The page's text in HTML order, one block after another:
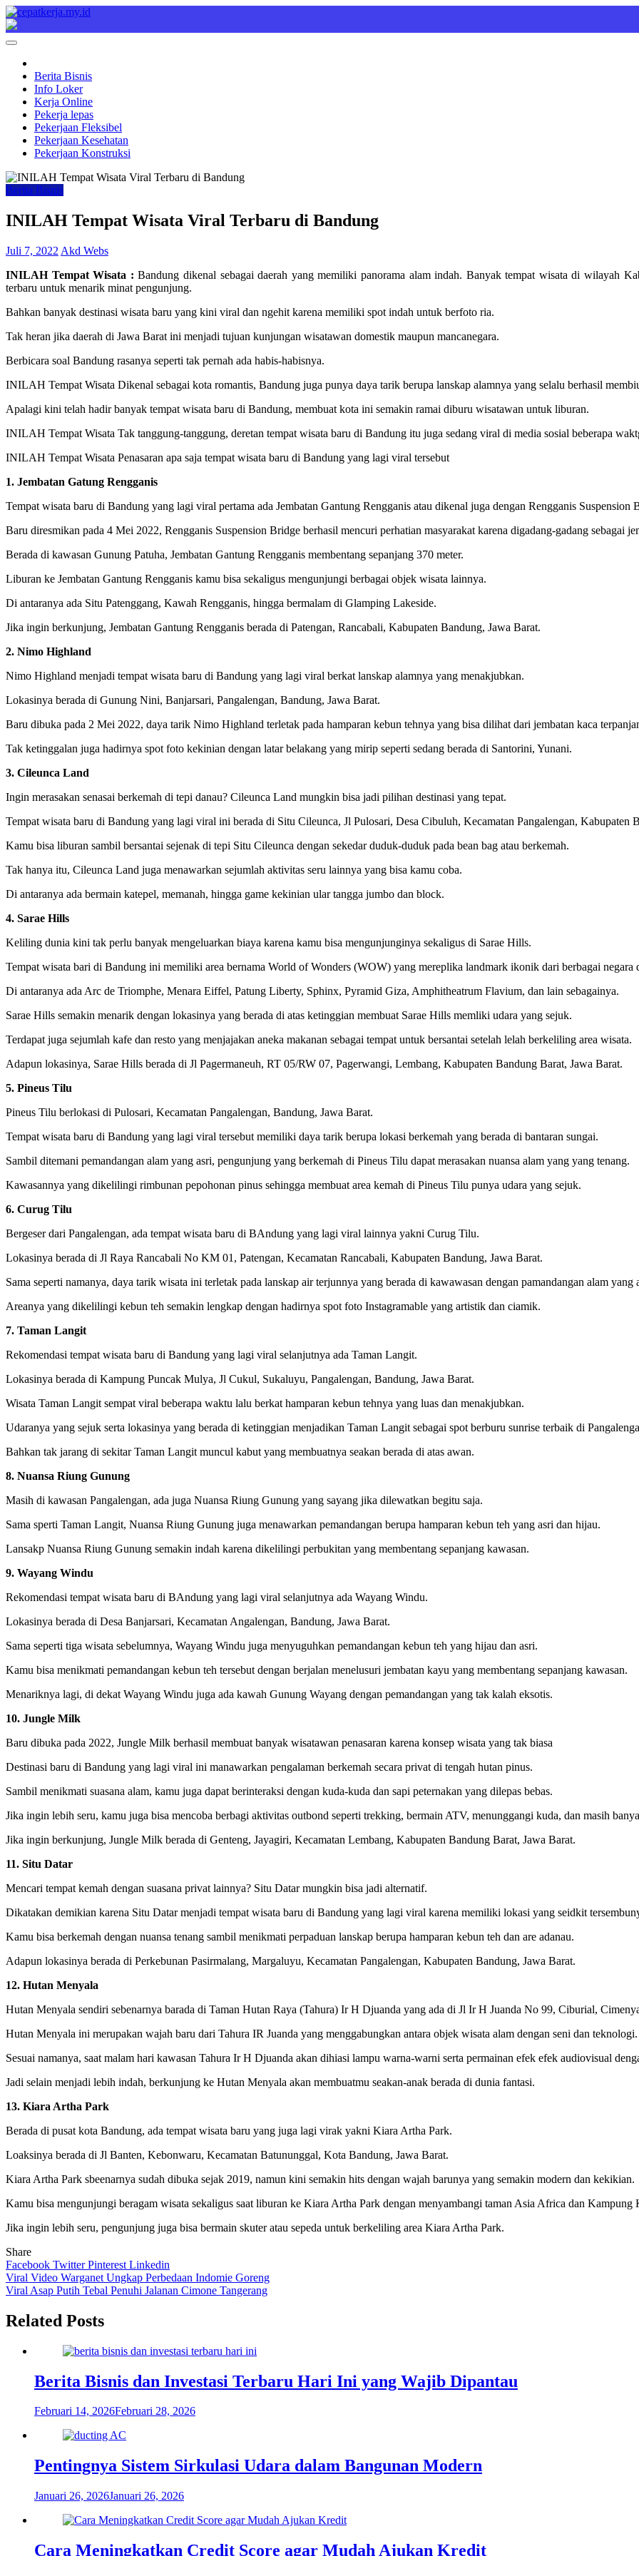
Skip
to
content
Cepat Kerja
Berita Bisnis
Berita Bisnis
Info Loker
Kerja Online
Pekerja lepas
Pekerjaan Fleksibel
Pekerjaan Kesehatan
Pekerjaan Konstruksi
Berita Bisnis
INILAH Tempat Wisata Viral Terbaru di Bandung
Juli 7, 2022 Akd Webs
INILAH Tempat Wisata : Bandung dikenal sebagai daerah yang memiliki panorama alam indah. Banyak tempat wisata di wilayah
terbaru untuk menarik minat pengunjung.
Bahkan banyak destinasi wisata baru yang kini viral dan ngehit karena memiliki spot indah untuk berfoto ria.
Tak heran jika daerah di Jawa Barat ini menjadi tujuan kunjungan wisatawan domestik maupun mancanegara.
Berbicara soal Bandung rasanya seperti tak pernah ada habis-habisnya.
INILAH Tempat Wisata Dikenal sebagai kota romantis, Bandung juga punya daya tarik berupa lanskap alamnya yang selalu berhasil
Apalagi kini telah hadir banyak tempat wisata baru di Bandung, membuat kota ini semakin ramai diburu wisatawan untuk liburan.
INILAH Tempat Wisata Tak tanggung-tanggung, deretan tempat wisata baru di Bandung itu juga sedang viral di media sosial beberapa
INILAH Tempat Wisata Penasaran apa saja tempat wisata baru di Bandung yang lagi viral tersebut
1. Jembatan Gatung Rengganis
Tempat wisata baru di Bandung yang lagi viral pertama ada Jembatan Gantung Rengganis atau dikenal juga dengan Rengganis Suspension
Baru diresmikan pada 4 Mei 2022, Rengganis Suspension Bridge berhasil mencuri perhatian masyarakat karena digadang-gadang sebagai
Berada di kawasan Gunung Patuha, Jembatan Gantung Rengganis membentang sepanjang 370 meter.
Liburan ke Jembatan Gantung Rengganis kamu bisa sekaligus mengunjungi berbagai objek wisata lainnya.
Di antaranya ada Situ Patenggang, Kawah Rengganis, hingga bermalam di Glamping Lakeside.
Jika ingin berkunjung, Jembatan Gantung Rengganis berada di Patengan, Rancabali, Kabupaten Bandung, Jawa Barat.
2. Nimo Highland
Nimo Highland menjadi tempat wisata baru di Bandung yang lagi viral berkat lanskap alamnya yang menakjubkan.
Lokasinya berada di Gunung Nini, Banjarsari, Pangalengan, Bandung, Jawa Barat.
Baru dibuka pada 2 Mei 2022, daya tarik Nimo Highland terletak pada hamparan kebun tehnya yang bisa dilihat dari jembatan kaca
Tak ketinggalan juga hadirnya spot foto kekinian dengan latar belakang yang mirip seperti sedang berada di Santorini, Yunani.
3. Cileunca Land
Ingin merasakan senasai berkemah di tepi danau? Cileunca Land mungkin bisa jadi pilihan destinasi yang tepat.
Tempat wisata baru di Bandung yang lagi viral ini berada di Situ Cileunca, Jl Pulosari, Desa Cibuluh, Kecamatan Pangalengan, Kabupaten
Kamu bisa liburan sambil bersantai sejenak di tepi Situ Cileunca dengan sekedar duduk-duduk pada bean bag atau berkemah.
Tak hanya itu, Cileunca Land juga menawarkan sejumlah aktivitas seru lainnya yang bisa kamu coba.
Di antaranya ada bermain katepel, memanah, hingga game kekinian ular tangga jumbo dan block.
4. Sarae Hills
Keliling dunia kini tak perlu banyak mengeluarkan biaya karena kamu bisa mengunjunginya sekaligus di Sarae Hills.
Tempat wisata bari di Bandung ini memiliki area bernama World of Wonders (WOW) yang mereplika landmark ikonik dari berbagai negara
Di antaranya ada Arc de Triomphe, Menara Eiffel, Patung Liberty, Sphinx, Pyramid Giza, Amphitheatrum Flavium, dan lain sebagainya.
Sarae Hills semakin menarik dengan lokasinya yang berada di atas ketinggian membuat Sarae Hills memliki udara yang sejuk.
Terdapat juga sejumlah kafe dan resto yang menjajakan aneka makanan sebagai tempat untuk bersantai setelah lelah berkeliling area wisata.
Adapun lokasinya, Sarae Hills berada di Jl Pagermaneuh, RT 05/RW 07, Pagerwangi, Lembang, Kabupaten Bandung Barat, Jawa Barat.
5. Pineus Tilu
Pineus Tilu berlokasi di Pulosari, Kecamatan Pangalengan, Bandung, Jawa Barat.
Tempat wisata baru di Bandung yang lagi viral tersebut memiliki daya tarik berupa lokasi berkemah yang berada di bantaran sungai.
Sambil ditemani pemandangan alam yang asri, pengunjung yang berkemah di Pineus Tilu dapat merasakan nuansa alam yang yang tenang.
Kawasannya yang dikelilingi rimbunan pepohonan pinus sehingga membuat area kemah di Pineus Tilu punya udara yang sejuk.
6. Curug Tilu
Bergeser dari Pangalengan, ada tempat wisata baru di BAndung yang lagi viral lainnya yakni Curug Tilu.
Lokasinya berada di Jl Raya Rancabali No KM 01, Patengan, Kecamatan Rancabali, Kabupaten Bandung, Jawa Barat.
Sama seperti namanya, daya tarik wisata ini terletak pada lanskap air terjunnya yang berada di kawawasan dengan pamandangan alam yang
Areanya yang dikelilingi kebun teh semakin lengkap dengan hadirnya spot foto Instagramable yang artistik dan ciamik.
7. Taman Langit
Rekomendasi tempat wisata baru di Bandung yang lagi viral selanjutnya ada Taman Langit.
Lokasinya berada di Kampung Puncak Mulya, Jl Cukul, Sukaluyu, Pangalengan, Bandung, Jawa Barat.
Wisata Taman Langit sempat viral beberapa waktu lalu berkat hamparan kebun tehnya yang luas dan menakjubkan.
Udaranya yang sejuk serta lokasinya yang berada di ketinggian menjadikan Taman Langit sebagai spot berburu sunrise terbaik di
Bahkan tak jarang di sekitar Taman Langit muncul kabut yang membuatnya seakan berada di atas awan.
8. Nuansa Riung Gunung
Masih di kawasan Pangalengan, ada juga Nuansa Riung Gunung yang sayang jika dilewatkan begitu saja.
Sama sperti Taman Langit, Nuansa Riung Gunung juga menawarkan pemandangan berupa hamparan kebun teh yang asri dan hijau.
Lansakp Nuansa Riung Gunung semakin indah karena dikelilingi perbukitan yang membentang sepanjang kawasan.
9. Wayang Windu
Rekomendasi tempat wisata baru di BAndung yang lagi viral selanjutnya ada Wayang Windu.
Lokasinya berada di Desa Banjarsari, Kecamatan Angalengan, Bandung, Jawa Barat.
Sama seperti tiga wisata sebelumnya, Wayang Windu juga menyuguhkan pemandangan kebun teh yang hijau dan asri.
Kamu bisa menikmati pemandangan kebun teh tersebut dengan berjalan menelusuri jembatan kayu yang membentang sepanjang kawasan.
Menariknya lagi, di dekat Wayang Windu juga ada kawah Gunung Wayang dengan pemandangan yang tak kalah eksotis.
10. Jungle Milk
Baru dibuka pada 2022, Jungle Milk berhasil membuat banyak wisatawan penasaran karena konsep wisata yang tak biasa
Destinasi baru di Bandung yang lagi viral ini manawarkan pengalaman berkemah secara privat di tengah hutan pinus.
Sambil menikmati suasana alam, kamu juga dapat berinteraksi dengan kuda-kuda dan sapi peternakan yang dilepas bebas.
Jika ingin lebih seru, kamu juga bisa mencoba berbagi aktivitas outbond seperti trekking, bermain ATV, menunggangi kuda, dan masih
Jika ingin berkunjung, Jungle Milk berada di Genteng, Jayagiri, Kecamatan Lembang, Kabupaten Bandung Barat, Jawa Barat.
11. Situ Datar
Mencari tempat kemah dengan suasana privat lainnya? Situ Datar mungkin bisa jadi alternatif.
Dikatakan demikian karena Situ Datar menjadi tempat wisata baru di Bandung yang lagi viral karena memiliki lokasi yang seidkit
Kamu bisa berkemah dengan nuansa tenang sambil menikmati perpaduan lanskap berupa hamparan kebun teh dan are adanau.
Adapun lokasinya berada di Perkebunan Pasirmalang, Margaluyu, Kecamatan Pangalengan, Kabupaten Bandung, Jawa Barat.
12. Hutan Menyala
Hutan Menyala sendiri sebenarnya barada di Taman Hutan Raya (Tahura) Ir H Djuanda yang ada di Jl Ir H Juanda No 99, Ciburial,
Hutan Menyala ini merupakan wajah baru dari Tahura IR Juanda yang menggabungkan antara objek wisata alam dengan seni dan teknologi.
Sesuai namanya, saat malam hari kawasan Tahura Ir H Djuanda akan dihiasi lampu warna-warni serta permainan efek efek audiovisual
Jadi selain menjadi lebih indah, berkunjung ke Hutan Menyala akan membuatmu seakan-anak berada di dunia fantasi.
13. Kiara Artha Park
Berada di pusat kota Bandung, ada tempat wisata baru yang juga lagi virak yakni Kiara Artha Park.
Loaksinya berada di Jl Banten, Kebonwaru, Kecamatan Batununggal, Kota Bandung, Jawa Barat.
Kiara Artha Park sbeenarnya sudah dibuka sejak 2019, namun kini semakin hits dengan wajah barunya yang semakin modern dan kekikian.
Kamu bisa mengunjungi beragam wisata sekaligus saat liburan ke Kiara Artha Park dengan menyambangi taman Asia Africa dan Kampung
Jika ingin lebih seru, pengunjung juga bisa bermain skuter atau sepeda untuk berkeliling area Kiara Artha Park.
Share
Facebook TwitterPinterest Linkedin
Navigasi
pos
Viral Video Warganet Ungkap Perbedaan Indomie Goreng
Viral Asap Putih Tebal Penuhi Jalanan Cimone Tangerang
Related Posts
Berita Bisnis dan Investasi Terbaru Hari Ini yang Wajib Dipantau
Februari 14, 2026Februari 28, 2026
Pentingnya Sistem Sirkulasi Udara dalam Bangunan Modern
Januari 26, 2026Januari 26, 2026
Cara Meningkatkan Credit Score agar Mudah Ajukan Kredit